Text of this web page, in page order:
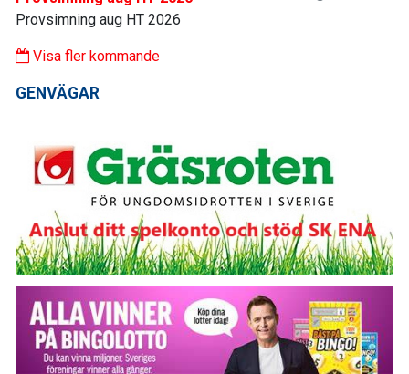
Provsimning aug HT 2026
Visa fler kommande
GENVÄGAR